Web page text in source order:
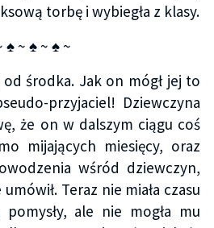
torbę i wybiegła z klasy.
♠ ~ ♠ ~ ♠ ~
od środka. Jak on mógł jej to
przyjaciel! Dziewczyna
że on w dalszym ciągu coś
mijających miesięcy, oraz
wśród dziewczyn,
Teraz nie miała czasu
ale nie mogła mu